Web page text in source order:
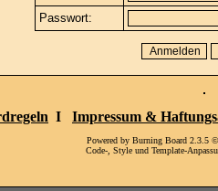
Passwort:
I Impressum &
Powered by Burning Board 2.3.5
Code-, Style und Template-